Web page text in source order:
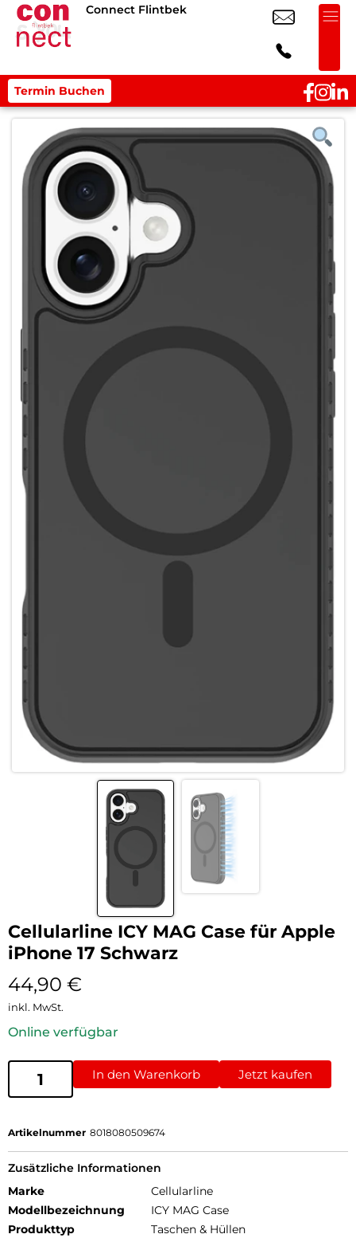
Connect Flintbek
Termin Buchen
Cellularline ICY MAG Case für Apple
iPhone 17 Schwarz
44,90 €
inkl. MwSt.
Online verfügbar
In den Warenkorb Jetzt kaufen
Artikelnummer 8018080509674
Zusätzliche Informationen
Marke
Cellularline
Modellbezeichnung
ICY MAG Case
Produkttyp
Taschen & Hüllen